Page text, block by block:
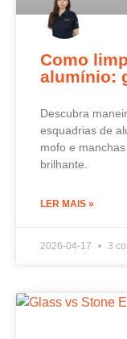
Como
alumínio:
Descubra
esquadrias de
mofo e
brilhante.
LER MAIS »
2026-04-17 3